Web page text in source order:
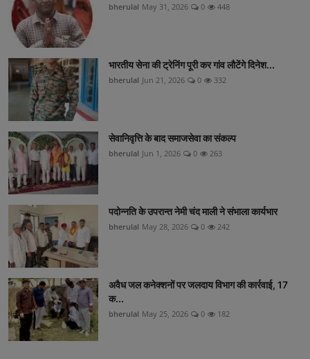
bherulal May 31, 2026 0 448
भारतीय सेना की ट्रेनिंग पूरी कर गांव लौटेंगे दिनेश...
bherulal Jun 21, 2026 0 332
सेवानिवृत्ति के बाद समाजसेवा का संकल्प
bherulal Jun 1, 2026 0 263
पदोन्नति के उपरान्त नेमी चंद माली ने संभाला कार्यभार
bherulal May 28, 2026 0 242
अवैध जल कनेक्शनों पर जलदाय विभाग की कार्रवाई, 17
क...
bherulal May 25, 2026 0 182